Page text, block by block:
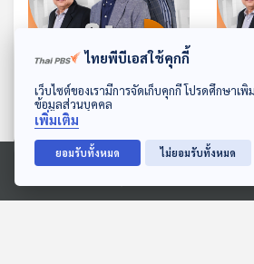
ดาวน์โหลด Thai PBS Podcast Application
Ⓒ 2020 องค์การกระจายเสียงและแพร่ภาพสาธารณะแห่งประเทศไ
EP. 249: ข้อตกลงสันติภาพ
มันจบลงแล้ว | สแกมเมอร์
ทุนเทา และตำรวจ | เพื่อไทย
คุยให้คิด
| จับอ
คุยให้คิด
ไทยพีบีเอสใช้คุกกี้
เว็บไซต์ของเรามีการจัดเก็บคุกกี้ โปรดศึกษาเ
ข้อมูลส่วนบุคคล
เพิ่มเติม
ยอมรับทั้งหมด ไม่ยอมรับทั้งหมด